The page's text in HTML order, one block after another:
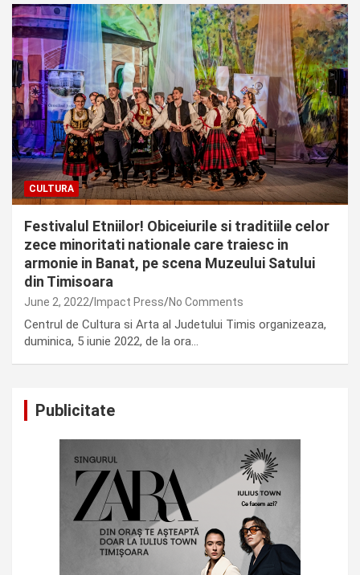
CULTURA
Festivalul Etniilor! Obiceiurile si traditiile celor
zece minoritati nationale care traiesc in
armonie in Banat, pe scena Muzeului Satului
din Timisoara
June 2, 2022 Impact Press No Comments
Centrul de Cultura si Arta al Judetului Timis organizeaza,
duminica, 5 iunie 2022, de la ora…
Publicitate